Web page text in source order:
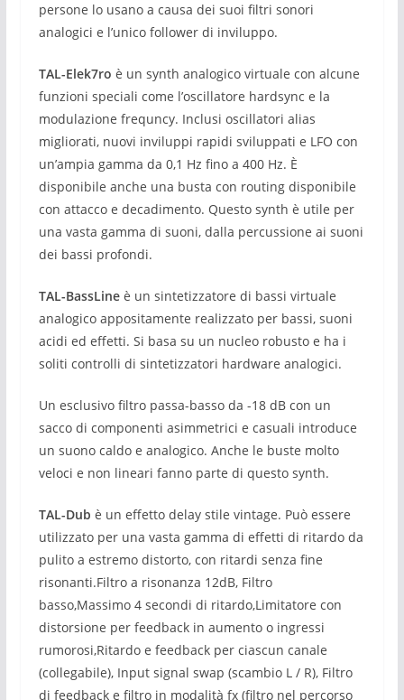
persone lo usano a causa dei suoi filtri sonori
analogici e l’unico follower di inviluppo.
TAL-Elek7ro è un synth analogico virtuale con alcune
funzioni speciali come l’oscillatore hardsync e la
modulazione frequncy. Inclusi oscillatori alias
migliorati, nuovi inviluppi rapidi sviluppati e LFO con
un’ampia gamma da 0,1 Hz fino a 400 Hz. È
disponibile anche una busta con routing disponibile
con attacco e decadimento. Questo synth è utile per
una vasta gamma di suoni, dalla percussione ai suoni
dei bassi profondi.
TAL-BassLineè un sintetizzatore di bassi virtuale
analogico appositamente realizzato per bassi, suoni
acidi ed effetti. Si basa su un nucleo robusto e ha i
soliti controlli di sintetizzatori hardware analogici.
Un esclusivo filtro passa-basso da -18 dB con un
sacco di componenti asimmetrici e casuali introduce
un suono caldo e analogico. Anche le buste molto
veloci e non lineari fanno parte di questo synth.
TAL-Dub è un effetto delay stile vintage. Può essere
utilizzato per una vasta gamma di effetti di ritardo da
pulito a estremo distorto, con ritardi senza fine
risonanti.Filtro a risonanza 12dB, Filtro
basso,Massimo 4 secondi di ritardo,Limitatore con
distorsione per feedback in aumento o ingressi
rumorosi,Ritardo e feedback per ciascun canale
(collegabile), Input signal swap (scambio L / R), Filtro
di feedback e filtro in modalità fx (filtro nel percorso